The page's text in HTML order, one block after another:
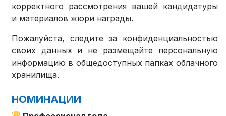
корректного рассмотрения вашей кандидатуры
и материалов жюри награды.
Пожалуйста, следите за конфиденциальностью
своих данных и не размещайте персональную
информацию в общедоступных папках облачного
хранилища.
НОМИНАЦИИ